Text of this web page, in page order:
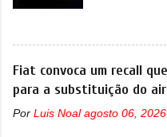
imagens, a
um carro
apenas sete
International
apresentou
mostra
esportivo
O
imagem de
Fiat convoca um recall
para a substituição do
Por Luis Noal agosto 06, 2026